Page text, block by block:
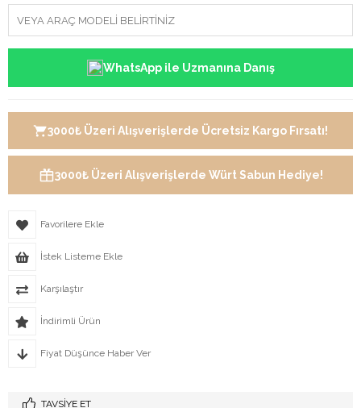
WhatsApp ile Uzmanına Danış
3000₺ Üzeri Alışverişlerde Ücretsiz Kargo Fırsatı!
3000₺ Üzeri Alışverişlerde Würt Sabun Hediye!
Favorilere Ekle
İstek Listeme Ekle
Karşılaştır
İndirimli Ürün
Fiyat Düşünce Haber Ver
TAVSIYE ET